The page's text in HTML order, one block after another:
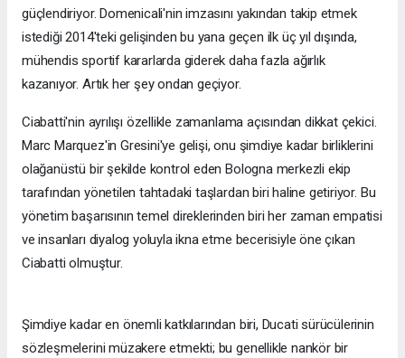
güçlendiriyor. Domenicali'nin imzasını yakından takip etmek
istediği 2014'teki gelişinden bu yana geçen ilk üç yıl dışında,
mühendis sportif kararlarda giderek daha fazla ağırlık
kazanıyor. Artık her şey ondan geçiyor.
Ciabatti'nin ayrılışı özellikle zamanlama açısından dikkat çekici.
Marc Marquez'in Gresini'ye gelişi, onu şimdiye kadar birliklerini
olağanüstü bir şekilde kontrol eden Bologna merkezli ekip
tarafından yönetilen tahtadaki taşlardan biri haline getiriyor. Bu
yönetim başarısının temel direklerinden biri her zaman empatisi
ve insanları diyalog yoluyla ikna etme becerisiyle öne çıkan
Ciabatti olmuştur.
Şimdiye kadar en önemli katkılarından biri, Ducati sürücülerinin
sözleşmelerini müzakere etmekti; bu genellikle nankör bir